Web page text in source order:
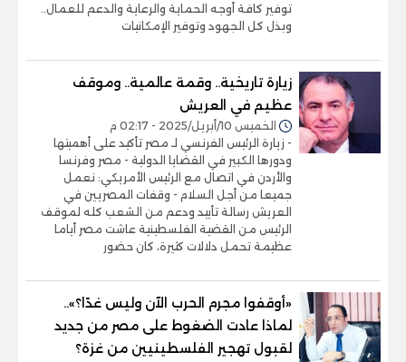
توفير كافة أوجه الحماية والرعاية والدعم للعمال..
وبذل كل الجهود وتوفير الإمكانيات
زيارة تاريخية.. وقمة عالمية.. وموقف
عظيم في العريش
الخميس 10/أبريل/2025 - 02:17 م
- زيارة الرئيس الفرنسي لـ مصر تأكيد على أهميتها
ودورها الكبير في القضايا الدولية - مصر وفرنسا
والأردن في اتصال مع الرئيس الأمريكي: نعمل
جميعا من أجل السلام - وقفات المصريين في
العريش رسالة تأييد ودعم من الشعب كله لموقف
الرئيس من القضية الفلسطينية عاشت مصر أياما
عظيمة تحمل دلالات كثيرة، كان حضور
«أوقفوا مجرم الحرب الآن وليس غدًا؟»..
لماذا عادت الضغوط على مصر من جديد
لقبول تهجير الفلسطينيين من غزة؟